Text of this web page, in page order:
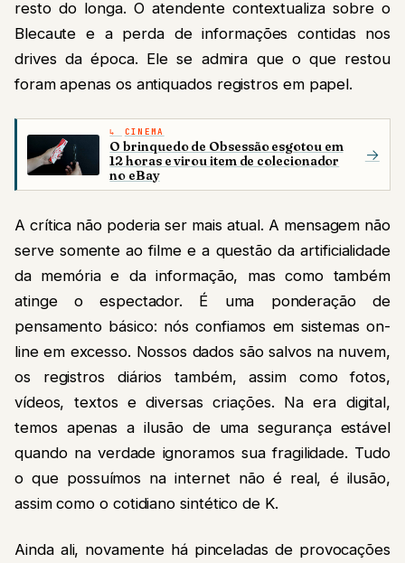
resto do longa. O atendente contextualiza sobre o
Blecaute e a perda de informações contidas nos
drives da época. Ele se admira que o que restou
foram apenas os antiquados registros em papel.
CINEMA
O brinquedo de Obsessão esgotou em
12 horas e virou item de colecionador
no eBay
→
A crítica não poderia ser mais atual. A mensagem não
serve somente ao filme e a questão da artificialidade
da memória e da informação, mas como também
atinge o espectador. É uma ponderação de
pensamento básico: nós confiamos em sistemas on-
line em excesso. Nossos dados são salvos na nuvem,
os registros diários também, assim como fotos,
vídeos, textos e diversas criações. Na era digital,
temos apenas a ilusão de uma segurança estável
quando na verdade ignoramos sua fragilidade. Tudo
o que possuímos na internet não é real, é ilusão,
assim como o cotidiano sintético de K.
Ainda ali, novamente há pinceladas de provocações